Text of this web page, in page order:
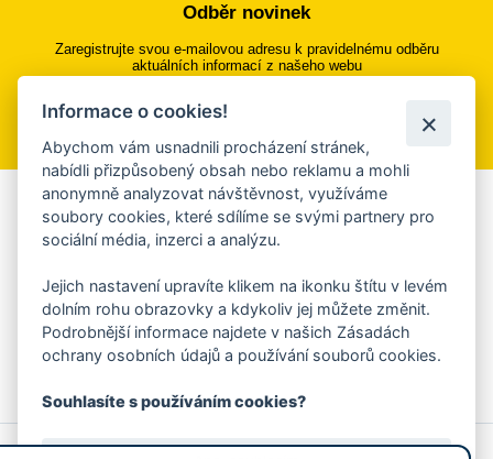
Odběr novinek
Zaregistrujte svou e-mailovou adresu k pravidelnému odběru
aktuálních informací z našeho webu
Přihlásit se k odběru
Aplikace Mobilní rozhlas
Chcete dostávat do svého mobilu či mailu upozornění na
ankety, pozvánky na kulturní a sportovní akce?
Více informací o aplikaci
© 2026 Magistrát města Zlína
Prohlášení o používání cookies
Informace o cookies!
Abychom vám usnadnili procházení stránek,
nabídli přizpůsobený obsah nebo reklamu a mohli
anonymně analyzovat návštěvnost, využíváme
soubory cookies, které sdílíme se svými partnery pro
sociální média, inzerci a analýzu.
Jejich nastavení upravíte klikem na ikonku štítu v levém
dolním rohu obrazovky a kdykoliv jej můžete změnit.
Podrobnější informace najdete v našich Zásadách
ochrany osobních údajů a používání souborů cookies.
Souhlasíte s používáním cookies?